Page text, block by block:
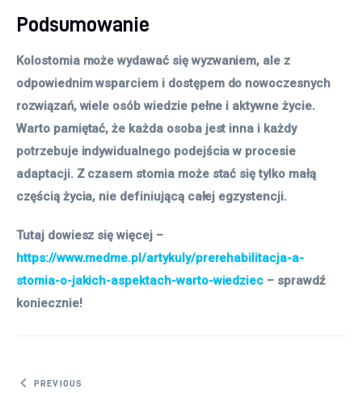
Podsumowanie
Kolostomia może wydawać się wyzwaniem, ale z
odpowiednim wsparciem i dostępem do nowoczesnych
rozwiązań, wiele osób wiedzie pełne i aktywne życie.
Warto pamiętać, że każda osoba jest inna i każdy
potrzebuje indywidualnego podejścia w procesie
adaptacji. Z czasem stomia może stać się tylko małą
częścią życia, nie definiującą całej egzystencji.
Tutaj dowiesz się więcej –
https://www.medme.pl/artykuly/prerehabilitacja-a-
stomia-o-jakich-aspektach-warto-wiedziec – sprawdź
koniecznie!
Nawigacja wpisu
PREVIOUS